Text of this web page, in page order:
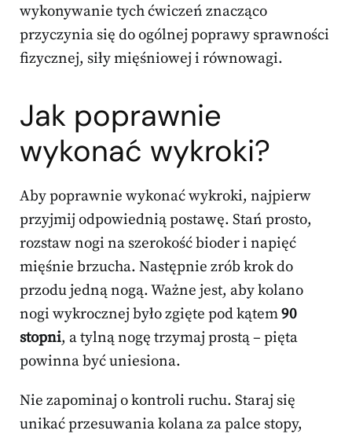
wykonywanie tych ćwiczeń znacząco
przyczynia się do ogólnej poprawy sprawności
fizycznej, siły mięśniowej i równowagi.
Jak poprawnie
wykonać wykroki?
Aby poprawnie wykonać wykroki, najpierw
przyjmij odpowiednią postawę. Stań prosto,
rozstaw nogi na szerokość bioder i napięć
mięśnie brzucha. Następnie zrób krok do
przodu jedną nogą. Ważne jest, aby kolano
nogi wykrocznej było zgięte pod kątem90
stopni, a tylną nogę trzymaj prostą – pięta
powinna być uniesiona.
Nie zapominaj o kontroli ruchu. Staraj się
unikać przesuwania kolana za palce stopy,